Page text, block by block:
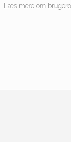
Læs mere om